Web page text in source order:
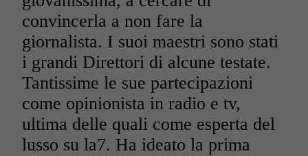
convincerla a non fare la
giornalista. I suoi maestri sono stati
i grandi Direttori di alcune testate.
Tantissime le sue partecipazioni
come opinionista in radio e tv,
ultima delle quali come esperta del
lusso su la7. Ha ideato la prima